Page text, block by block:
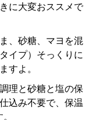
に大変おススメで
、砂糖、マヨを混
イプ）そっくりに
すよ。
理と砂糖と塩の保
込み不要で、保温